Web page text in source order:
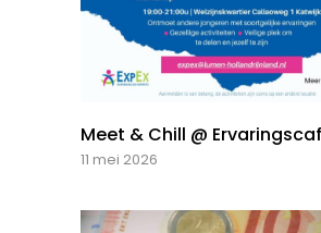
Meet & Chill @
11 mei 2026